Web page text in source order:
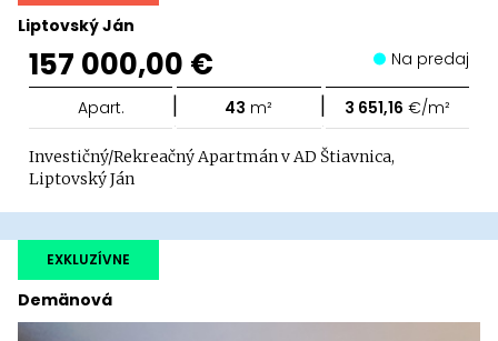
Liptovský Ján
157 000,00 € Na predaj
Apart. | 43 m² | 3 651,16 €/m²
Investičný/Rekreačný Apartmán v AD Štiavnica,
Liptovský Ján
Demänová
EXKLUZÍVNE